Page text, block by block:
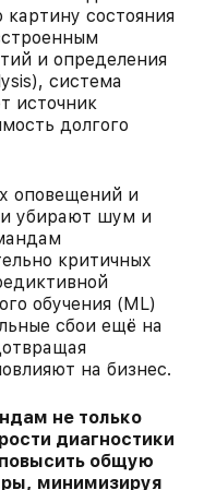
состояния
и определения
система
источник
долгого
оповещений и
убирают шум и
критичных
обучения (ML)
сбои ещё на
на бизнес.
не только
диагностики
общую
минимизируя